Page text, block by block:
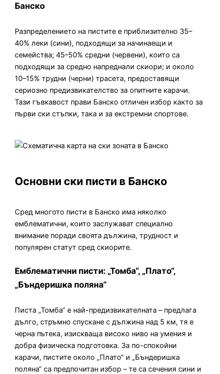
Банско
Разпределението на пистите е приблизително 35–
40% леки (сини), подходящи за начинаещи и
семейства; 45–50% средни (червени), които са
подходящи за средно напреднали скиори; и около
10–15% трудни (черни) трасета, предоставящи
сериозно предизвикателство за опитните карачи.
Тази гъвкавост прави Банско отличен избор както за
първи ски стъпки, така и за екстремни спортове.
Основни ски писти в Банско
Сред многото писти в Банско има няколко
емблематични, които заслужават специално
внимание поради своята дължина, трудност и
популярен статут сред скиорите.
Емблематични писти: „Томба“, „Плато“,
„Бъндеришка поляна“
Писта „Томба“ е най-предизвикателната – предлага
дълго, стръмно спускане с дължина над 5 км, тя е
черна пътека, изискваща високо ниво на умения и
добра физическа подготовка. За по-спокойни
карачи, пистите около „Плато“ и „Бъндеришка
поляна“ са предпочитан избор – те са сечения сини и